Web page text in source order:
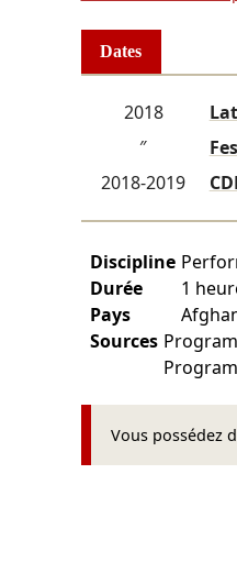
Dates
2018
″
2018-2019
Discipline
Durée
1
Pays
Sources
Vous possédez